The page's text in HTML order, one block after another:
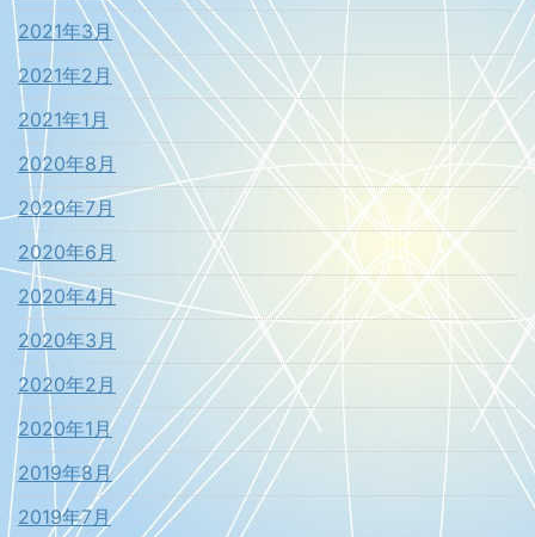
2021年3月
2021年2月
2021年1月
2020年8月
2020年7月
2020年6月
2020年4月
2020年3月
2020年2月
2020年1月
2019年8月
2019年7月